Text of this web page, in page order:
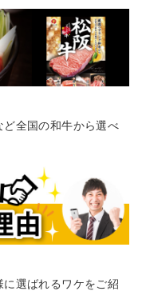
全国の和牛から選べ
選ばれるワケをご紹